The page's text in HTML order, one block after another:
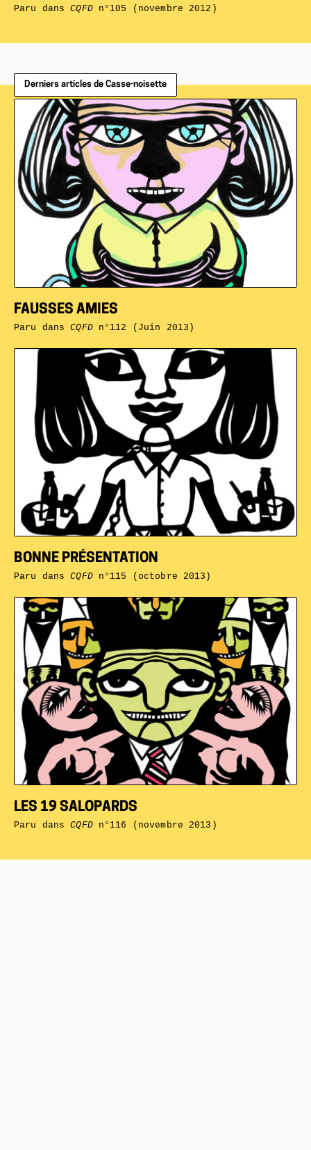
Paru dansCQFDn°105 (novembre 2012)
Derniers articles de Casse-noisette
LES 19 SALOPARDS
Paru dansCQFDn°116 (novembre 2013)
BONNE PRÉSENTATION
Paru dansCQFDn°115 (octobre 2013)
FAUSSES AMIES
Paru dansCQFDn°112 (Juin 2013)